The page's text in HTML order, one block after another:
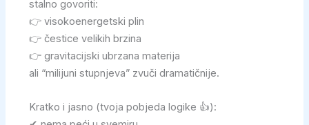
stalno govoriti:
👉 visokoenergetski plin
👉 čestice velikih brzina
👉 gravitacijski ubrzana materija
ali “milijuni stupnjeva” zvuči dramatičnije.
Kratko i jasno (tvoja pobjeda logike 👍):